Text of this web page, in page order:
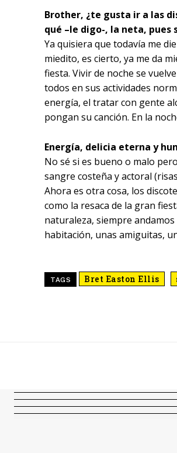
Brother, ¿te gusta ir a las
qué –le digo-, la neta,
Ya quisiera que todavía me
miedito, es cierto, ya me da
fiesta. Vivir de noche se
todos en sus actividades
energía, el tratar con gente
pongan su canción. En la
Energía, delicia eterna y
No sé si es bueno o malo
sangre costeña y actoral
Ahora es otra cosa, los
como la resaca de la gran
naturaleza, siempre
habitación, unas amiguitas,
TAGS Bret Easton Ellis